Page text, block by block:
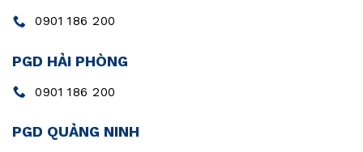
0901 186 200
PGD HẢI PHÒNG
0901 186 200
PGD QUẢNG NINH